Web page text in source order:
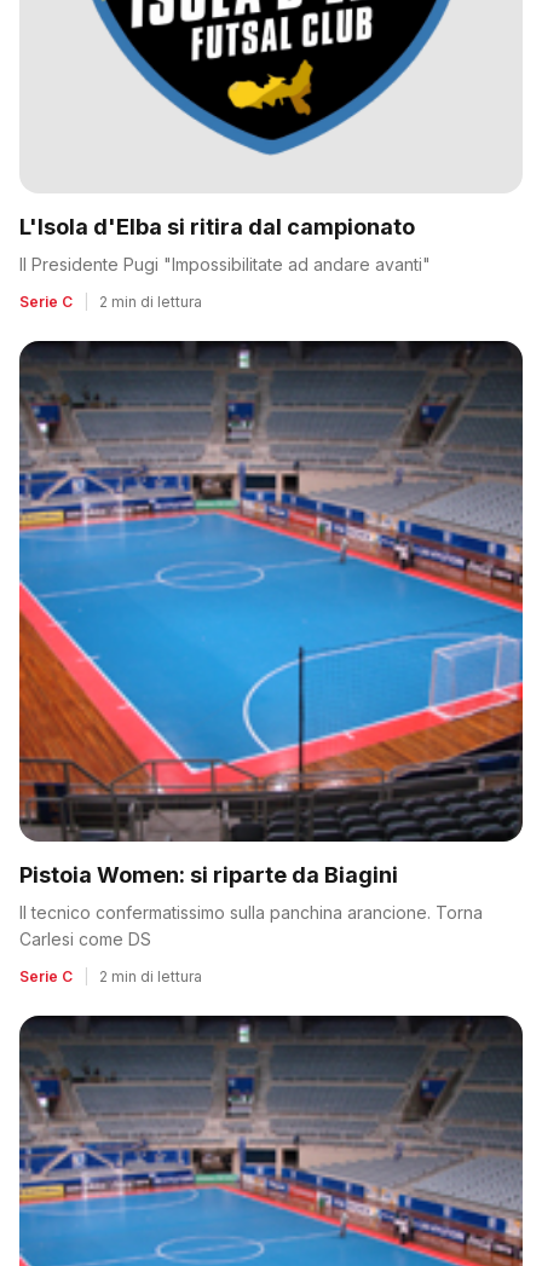
L'Isola d'Elba si ritira dal campionato
Il Presidente Pugi "Impossibilitate ad andare avanti"
Serie C 2 min di lettura
Pistoia Women: si riparte da Biagini
Il tecnico confermatissimo sulla panchina arancione. Torna
Carlesi come DS
Serie C 2 min di lettura